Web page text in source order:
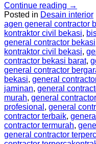
Continue reading →
Posted in Desain interior
agen general contractor
kontraktor civil bekasi,
general contractor bekasi
kontraktor civil bekasi,
contractor bekasi barat,
general contractor
bekasi, general
jaminan, general
murah, general
profesional , general
contractor terbaik,
contractor termurah,
general contractor